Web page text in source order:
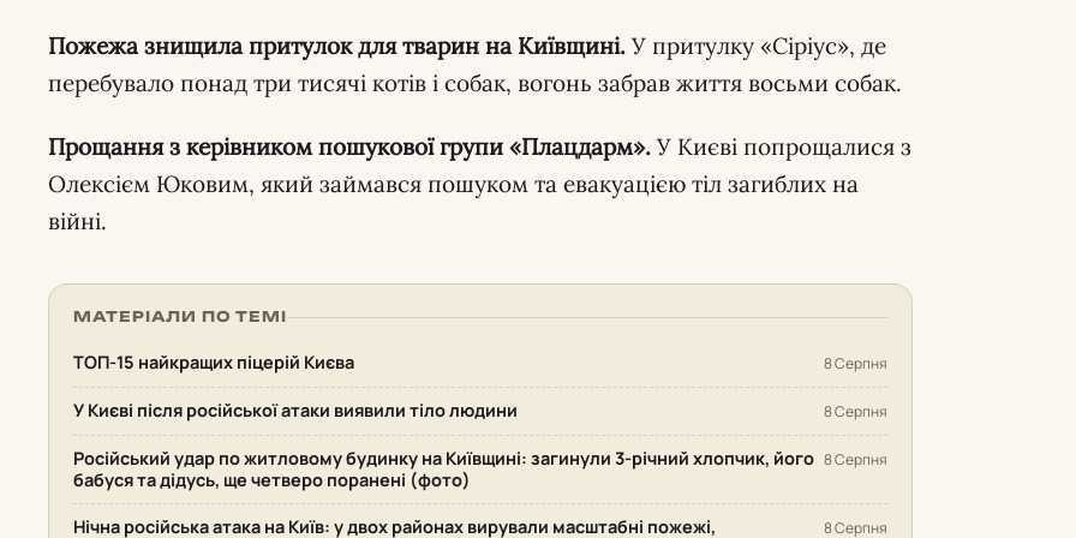
Пожежа знищила притулок для тварин на Київщині. У притулку «Сіріус», де
перебувало понад три тисячі котів і собак, вогонь забрав життя восьми собак.
Прощання з керівником пошукової групи «Плацдарм». У Києві попрощалися з
Олексієм Юковим, який займався пошуком та евакуацією тіл загиблих на
війні.
МАТЕРІАЛИ ПО ТЕМІ
ТОП-15 найкращих піцерій Києва 8 Серпня
У Києві після російської атаки виявили тіло людини 8 Серпня
Російський удар по житловому будинку на Київщині: загинули 3-річний хлопчик, його
бабуся та дідусь, ще четверо поранені (фото)
8 Серпня
Нічна російська атака на Київ: у двох районах вирували масштабні пожежі,
8 Серпня